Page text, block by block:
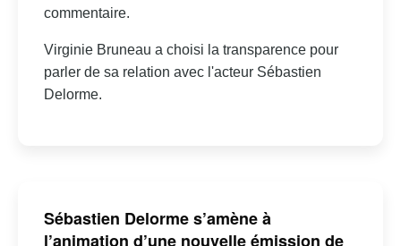
commentaire.
Virginie Bruneau a choisi la transparence pour
parler de sa relation avec l'acteur Sébastien
Delorme.
Sébastien Delorme s’amène à
l’animation d’une nouvelle émission de